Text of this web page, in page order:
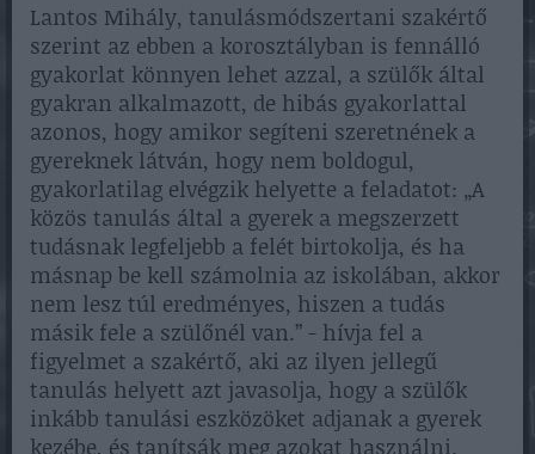
Lantos Mihály, tanulásmódszertani szakértő
szerint az ebben a korosztályban is fennálló
gyakorlat könnyen lehet azzal, a szülők által
gyakran alkalmazott, de hibás gyakorlattal
azonos, hogy amikor segíteni szeretnének a
gyereknek látván, hogy nem boldogul,
gyakorlatilag elvégzik helyette a feladatot: „A
közös tanulás által a gyerek a megszerzett
tudásnak legfeljebb a felét birtokolja, és ha
másnap be kell számolnia az iskolában, akkor
nem lesz túl eredményes, hiszen a tudás
másik fele a szülőnél van.” - hívja fel a
figyelmet a szakértő, aki az ilyen jellegű
tanulás helyett azt javasolja, hogy a szülők
inkább tanulási eszközöket adjanak a gyerek
kezébe, és tanítsák meg azokat használni.